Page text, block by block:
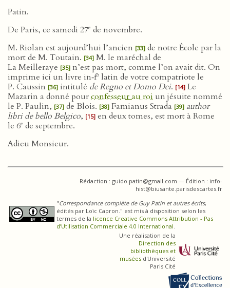
Patin.
De Paris, ce samedi 27e de novembre.
M. Riolan est aujourd’hui l’ancien [33] de notre École par la
mort de M. Toutain. [34] M. le maréchal de
La Meilleraye [35] n’est pas mort, comme l’on avait dit. On
imprime ici un livre in‑fo latin de votre compatriote le
P. Caussin [36] intitulé de Regno et Domo Dei. [14] Le
Mazarin a donné pourconfesseur au roi un jésuite nommé
le P. Paulin, [37] de Blois. [38] Famianus Strada [39] author
libri de bello Belgico, [15] en deux tomes, est mort à Rome
le 6e de septembre.
Adieu Monsieur.
Rédaction : guido.patin@gmail.com — Édition : info-
hist@biusante.parisdescartes.fr
"Correspondance complète de Guy Patin et autres écrits,
édités par Loïc Capron." est mis à disposition selon les
termes de la licence Creative Commons Attribution - Pas
d’Utilisation Commerciale 4.0 International.
Une réalisation de la
Direction des
bibliothèques et
muséesd'Université
Paris Cité